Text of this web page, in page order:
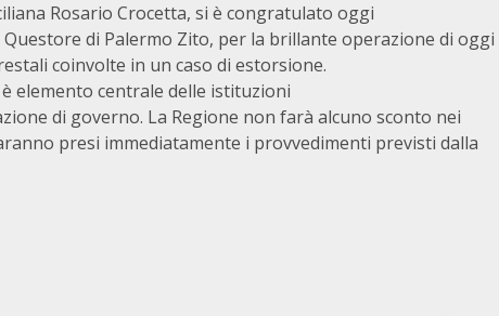
Rosario Crocetta, si è congratulato oggi
di Palermo Zito, per la brillante operazione di oggi
coinvolte in un caso di estorsione.
elemento centrale delle istituzioni
di governo. La Regione non farà alcuno sconto nei
presi immediatamente i provvedimenti previsti dalla